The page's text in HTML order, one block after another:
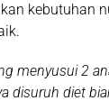
kebutuhan
menyusui 2
disuruh diet